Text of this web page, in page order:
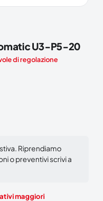
U3-P5-20
di regolazione
Riprendiamo
o preventivi scrivi a
maggiori